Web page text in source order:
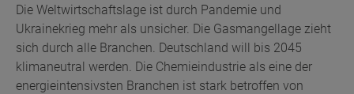
Die Weltwirtschaftslage ist durch Pandemie und
Ukrainekrieg mehr als unsicher. Die Gasmangellage zieht
sich durch alle Branchen. Deutschland will bis 2045
klimaneutral werden. Die Chemieindustrie als eine der
energieintensivsten Branchen ist stark betroffen von